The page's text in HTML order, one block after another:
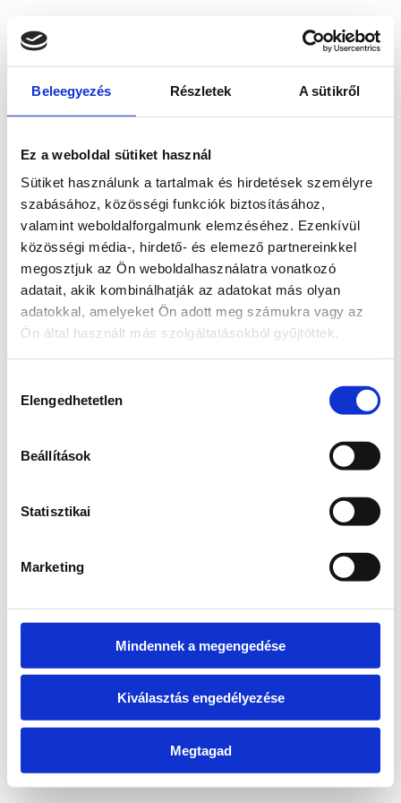
Beleegyezés Részletek A sütikről
Ez a weboldal sütiket használ
Sütiket használunk a tartalmak és hirdetések személyre
szabásához, közösségi funkciók biztosításához,
valamint weboldalforgalmunk elemzéséhez. Ezenkívül
közösségi média-, hirdető- és elemező partnereinkkel
megosztjuk az Ön weboldalhasználatra vonatkozó
adatait, akik kombinálhatják az adatokat más olyan
adatokkal, amelyeket Ön adott meg számukra vagy az
Ön által használt más szolgáltatásokból gyűjtöttek.
kiválasztása
Elengedhetetlen
Beállítások
Statisztikai
Marketing
Mindennek a megengedése
Kiválasztás engedélyezése
Megtagad
loadingwww.bicapp.hu
(see the browser console for more